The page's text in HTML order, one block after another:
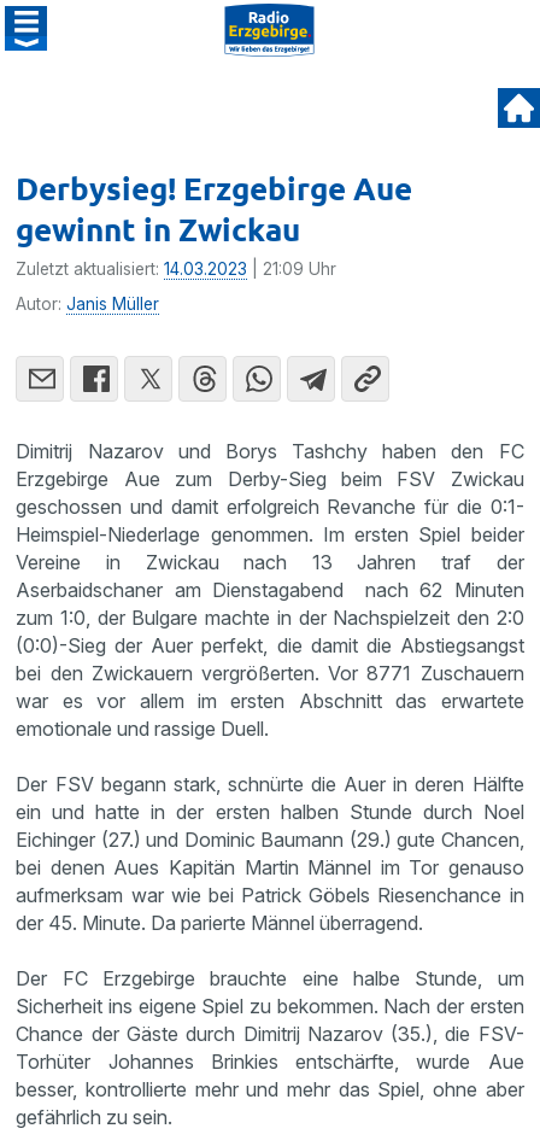
Derbysieg! Erzgebirge Aue
gewinnt in Zwickau
Zuletzt aktualisiert:14.03.2023 | 21:09 Uhr
Autor:Janis Müller
Dimitrij Nazarov und Borys Tashchy haben den FC
Erzgebirge Aue zum Derby-Sieg beim FSV Zwickau
geschossen und damit erfolgreich Revanche für die 0:1-
Heimspiel-Niederlage genommen. Im ersten Spiel beider
Vereine in Zwickau nach 13 Jahren traf der
Aserbaidschaner am Dienstagabend nach 62 Minuten
zum 1:0, der Bulgare machte in der Nachspielzeit den 2:0
(0:0)-Sieg der Auer perfekt, die damit die Abstiegsangst
bei den Zwickauern vergrößerten. Vor 8771 Zuschauern
war es vor allem im ersten Abschnitt das erwartete
emotionale und rassige Duell.
Der FSV begann stark, schnürte die Auer in deren Hälfte
ein und hatte in der ersten halben Stunde durch Noel
Eichinger (27.) und Dominic Baumann (29.) gute Chancen,
bei denen Aues Kapitän Martin Männel im Tor genauso
aufmerksam war wie bei Patrick Göbels Riesenchance in
der 45. Minute. Da parierte Männel überragend.
Der FC Erzgebirge brauchte eine halbe Stunde, um
Sicherheit ins eigene Spiel zu bekommen. Nach der ersten
Chance der Gäste durch Dimitrij Nazarov (35.), die FSV-
Torhüter Johannes Brinkies entschärfte, wurde Aue
besser, kontrollierte mehr und mehr das Spiel, ohne aber
gefährlich zu sein.